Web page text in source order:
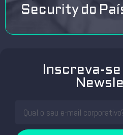
Security do
Inscreva-